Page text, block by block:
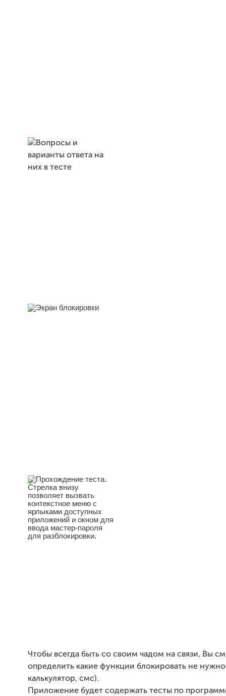
Чтобы всегда быть со своим чадом на связи, Вы
определить какие функции блокировать не нужно
калькулятор, смс).
Приложение будет содержать тесты по